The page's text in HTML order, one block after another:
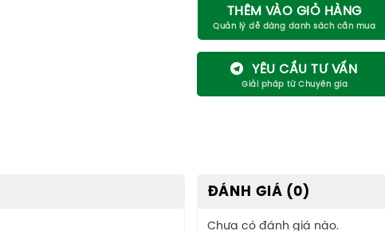
THÊM VÀO GIỎ HÀNG
YÊU CẦU TƯ VẤN
ĐÁNH GIÁ (0)
Chưa có đánh giá nào.